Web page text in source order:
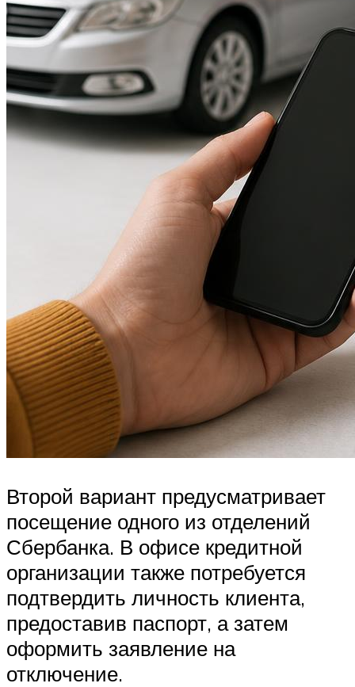
Второй вариант предусматривает
посещение одного из отделений
Сбербанка. В офисе кредитной
организации также потребуется
подтвердить личность клиента,
предоставив паспорт, а затем
оформить заявление на
отключение.